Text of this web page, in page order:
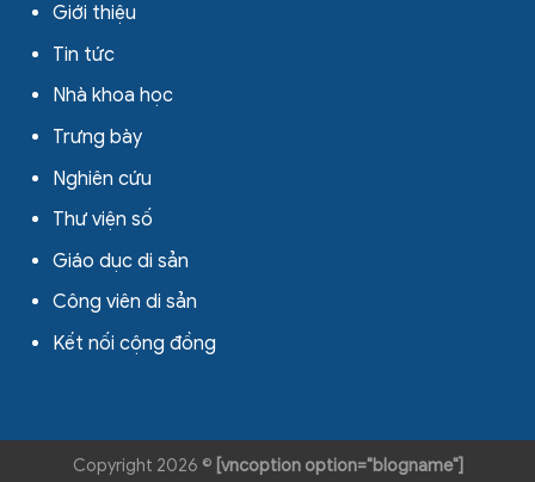
Giới thiệu
Tin tức
Nhà khoa học
Trưng bày
Nghiên cứu
Thư viện số
Giáo dục di sản
Công viên di sản
Kết nối cộng đồng
Copyright 2026 © [vncoption option="blogname"]